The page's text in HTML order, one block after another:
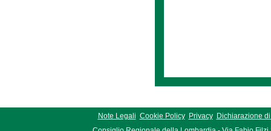
Note Legali Cookie Policy Privacy
Dichiarazione